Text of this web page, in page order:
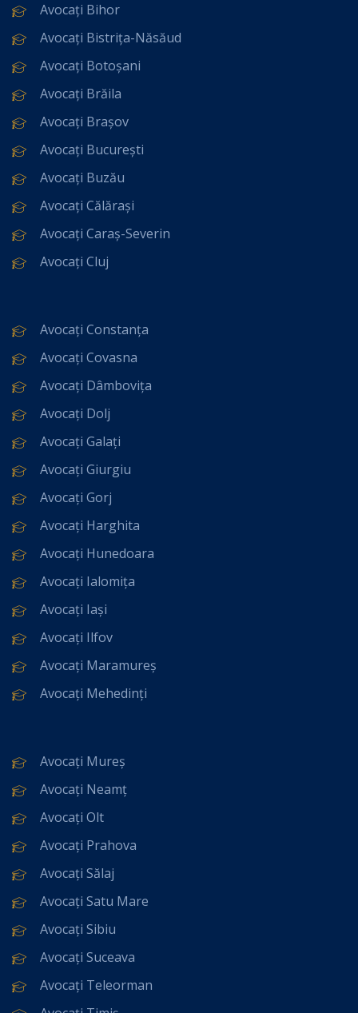
Avocați Bihor
Avocați Bistrița-Năsăud
Avocați Botoșani
Avocați Brăila
Avocați Brașov
Avocați București
Avocați Buzău
Avocați Călărași
Avocați Caraș-Severin
Avocați Cluj
Avocați Constanța
Avocați Covasna
Avocați Dâmbovița
Avocați Dolj
Avocați Galați
Avocați Giurgiu
Avocați Gorj
Avocați Harghita
Avocați Hunedoara
Avocați Ialomița
Avocați Iași
Avocați Ilfov
Avocați Maramureș
Avocați Mehedinți
Avocați Mureș
Avocați Neamț
Avocați Olt
Avocați Prahova
Avocați Sălaj
Avocați Satu Mare
Avocați Sibiu
Avocați Suceava
Avocați Teleorman